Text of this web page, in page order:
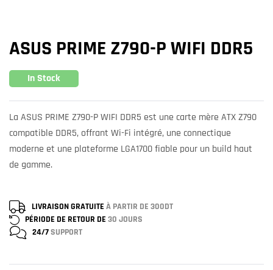
ASUS PRIME Z790-P WIFI DDR5
In Stock
La ASUS PRIME Z790-P WIFI DDR5 est une carte mère ATX Z790
compatible DDR5, offrant Wi-Fi intégré, une connectique
moderne et une plateforme LGA1700 fiable pour un build haut
de gamme.
LIVRAISON GRATUITE À PARTIR DE 300DT
PÉRIODE DE RETOUR DE 30 JOURS
24/7SUPPORT